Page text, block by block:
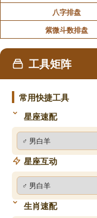
八字排盘
紫微斗数排盘
工具矩阵
常用快捷工具
星座速配
星座互动
生肖速配